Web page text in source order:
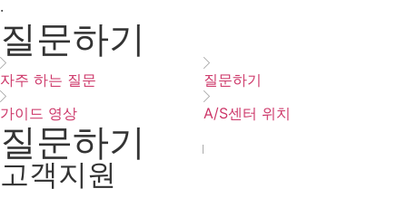
·
질문하기
자주 하는 질문
질문하기
가이드 영상
A/S센터 위치
질문하기
고객지원